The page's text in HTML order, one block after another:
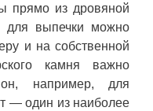
прямо из дровяной
выпечки можно
и на собственной
камня важно
например, для
— один из наиболее